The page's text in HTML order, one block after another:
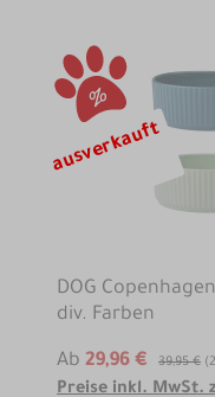
ausverkauft
DOG
div. Farben
Ab 29,96 € 39,95 €
Preise inkl. MwSt.